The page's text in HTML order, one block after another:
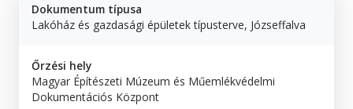
Dokumentum típusa
Lakóház és gazdasági épületek típusterve, Józseffalva
Őrzési hely
Magyar Építészeti Múzeum és Műemlékvédelmi
Dokumentációs Központ